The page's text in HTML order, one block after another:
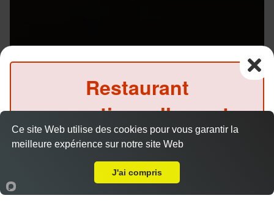
Menu V1 - Gyoza
14.50 €
6 gyozas, 8 California saumon avocat, 1 soupe et 1
salade.
Accueil Panier Compte
Restaurant
exceptionnellement
fermé ce midi
(Précommande possible)
Ce site Web utilise des cookies pour vous garantir la
meilleure expérience sur notre site Web
J'ai compris